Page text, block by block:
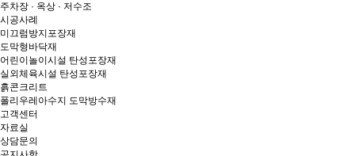
주차장 · 옥상 · 저수조
시공사례
미끄럼방지포장재
도막형바닥재
어린이놀이시설 탄성포장재
실외체육시설 탄성포장재
흙콘크리트
폴리우레아수지 도막방수재
고객센터
자료실
상담문의